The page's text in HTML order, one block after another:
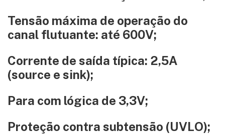
Tensão máxima de operação do
canal flutuante: até 600V;
Corrente de saída típica: 2,5A
(source e sink);
Para com lógica de 3,3V;
Proteção contra subtensão (UVLO);